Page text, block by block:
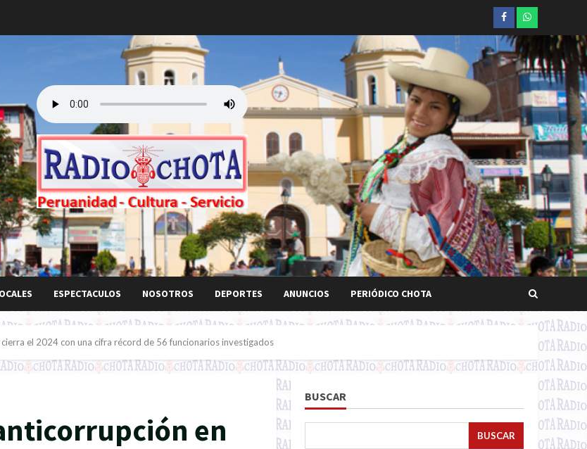
Facebookwhatsapp
ESPECTACULOS NOSOTROS DEPORTES ANUNCIOS PERIÓDICO CHOTA
el 2024 con una cifra récord de 56 funcionarios investigados
en
BUSCAR
BUSCAR